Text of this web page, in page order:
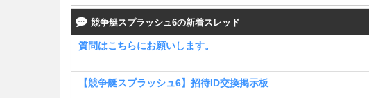
競争艇スプラッシュ6の新着スレッド
質問はこちらにお願いします。
【競争艇スプラッシュ6】招待ID交換掲示板